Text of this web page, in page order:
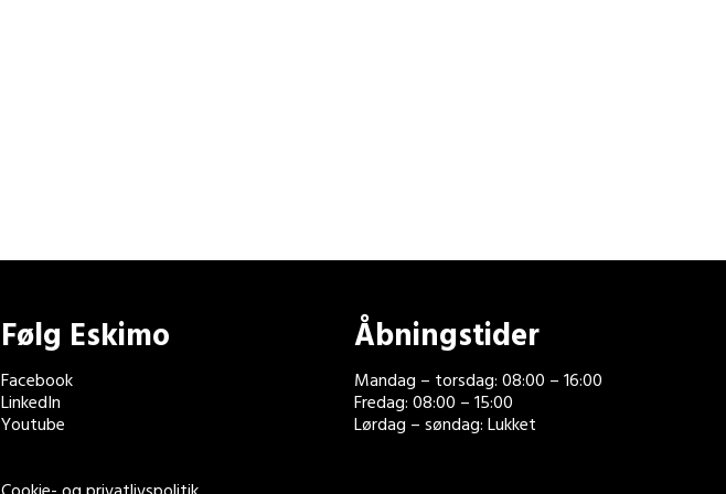
Følg Eskimo
Facebook
LinkedIn
Youtube
Åbningstider
Mandag – torsdag: 08:00 – 16:00
Fredag: 08:00 – 15:00
Lørdag – søndag: Lukket